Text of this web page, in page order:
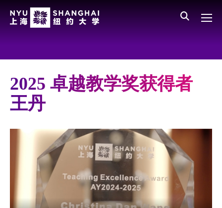
All NYU
学校领导
师资队伍
新闻与媒体报道
人物
聚焦
媒体视点
2025 卓越教学奖获得者
王丹